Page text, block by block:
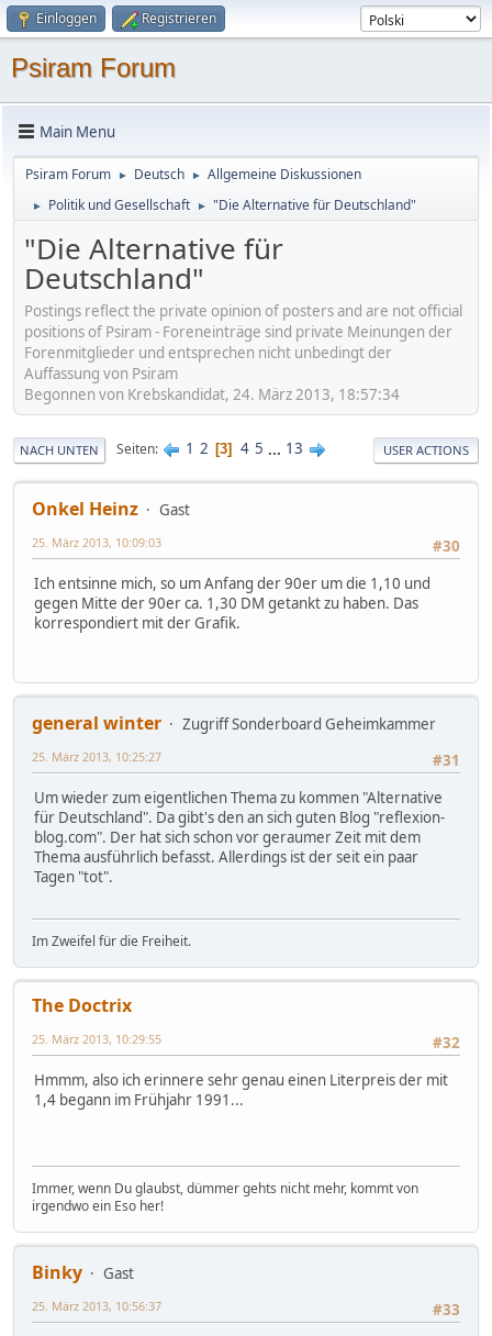
Einloggen Registrieren
Psiram Forum
Main Menu
Psiram Forum ► Deutsch ► Allgemeine Diskussionen
► Politik und Gesellschaft ► "Die Alternative für Deutschland"
"Die Alternative für
Deutschland"
Postings reflect the private opinion of posters and are not official
positions of Psiram - Foreneinträge sind private Meinungen der
Forenmitglieder und entsprechen nicht unbedingt der
Auffassung von Psiram
Begonnen von Krebskandidat, 24. März 2013, 18:57:34
NACH UNTEN Seiten 1 2 3 4 5 ... 13 USER ACTIONS
Onkel Heinz
Gast
#30
25. März 2013, 10:09:03
Ich entsinne mich, so um Anfang der 90er um die 1,10 und
gegen Mitte der 90er ca. 1,30 DM getankt zu haben. Das
korrespondiert mit der Grafik.
general winter
Zugriff Sonderboard Geheimkammer
#31
25. März 2013, 10:25:27
Um wieder zum eigentlichen Thema zu kommen "Alternative
für Deutschland". Da gibt's den an sich guten Blog "reflexion-
blog.com". Der hat sich schon vor geraumer Zeit mit dem
Thema ausführlich befasst. Allerdings ist der seit ein paar
Tagen "tot".
Im Zweifel für die Freiheit.
The Doctrix
#32
25. März 2013, 10:29:55
Hmmm, also ich erinnere sehr genau einen Literpreis der mit
1,4 begann im Frühjahr 1991...
Immer, wenn Du glaubst, dümmer gehts nicht mehr, kommt von
irgendwo ein Eso her!
Binky
Gast
#33
25. März 2013, 10:56:37